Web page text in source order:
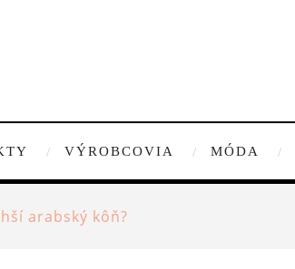
VÝROBCOVIA MÓDA
arabský kôň?